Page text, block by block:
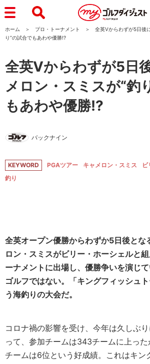
ホーム プロ・トーナメント
全英Vからわずが5日後
り”の試合でもあわや優勝!?
全英Vからわずが5日
メロン・スミスが“釣
もあわや優勝!?
バックナイン
KEYWORD PGAツアー キャメロン・スミス
釣り
全英オープン優勝からわずか5日後とな
ロン・スミスがビリー・ホーシェルと
ーナメントに出場し、優勝争いを演じ
ゴルフではない。「キングフィッシュ
う海釣りの大会だ。
コロナ禍の影響を受け、今年は久しぶ
って、参加チームは343チームに上っ
チームは6位という好成績。これはキン